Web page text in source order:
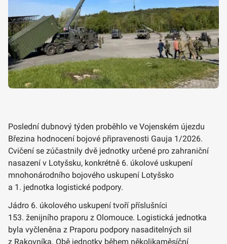
Poslední dubnový týden proběhlo ve Vojenském újezdu
Březina hodnocení bojové připravenosti Gauja 1/2026.
Cvičení se zúčastnily dvě jednotky určené pro zahraniční
nasazení v Lotyšsku, konkrétně 6. úkolové uskupení
mnohonárodního bojového uskupení Lotyšsko
a 1. jednotka logistické podpory.
Jádro 6. úkolového uskupení tvoří příslušníci
153. ženijního praporu z Olomouce. Logistická jednotka
byla vyčleněna z Praporu podpory nasaditelných sil
z Rakovníka. Obě jednotky během několikaměsíční